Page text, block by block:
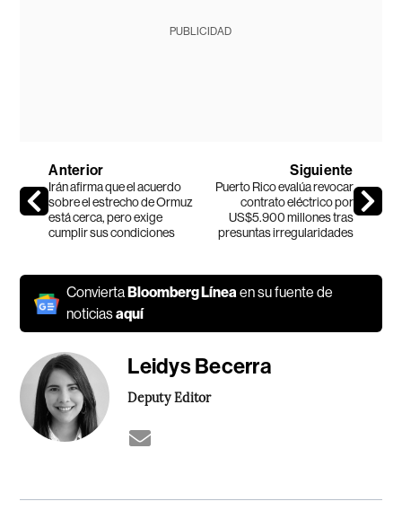
PUBLICIDAD
Anterior
Irán afirma que el acuerdo
sobre el estrecho de Ormuz
está cerca, pero exige
cumplir sus condiciones
Siguiente
Puerto Rico evalúa revocar
contrato eléctrico por
US$5.900 millones tras
presuntas irregularidades
Convierta Bloomberg Líneaen su fuente de
noticiasaquí
Leidys Becerra
Deputy Editor